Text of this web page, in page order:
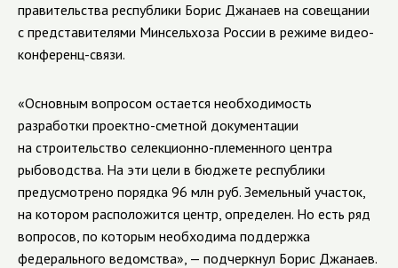
правительства республики Борис Джанаев на совещании
с представителями Минсельхоза России в режиме видео-
конференц-связи.
«Основным вопросом остается необходимость
разработки проектно-сметной документации
на строительство селекционно-племенного центра
рыбоводства. На эти цели в бюджете республики
предусмотрено порядка 96 млн руб. Земельный участок,
на котором расположится центр, определен. Но есть ряд
вопросов, по которым необходима поддержка
федерального ведомства», — подчеркнул Борис Джанаев.